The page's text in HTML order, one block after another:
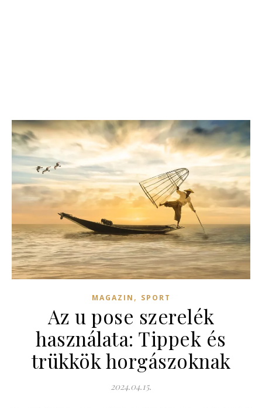
MAGAZIN , SPORT
Az u pose szerelék
használata: Tippek és
trükkök horgászoknak
2024.04.15.